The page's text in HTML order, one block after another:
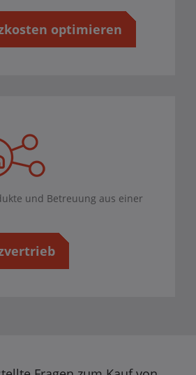
optimieren
und Betreuung aus einer